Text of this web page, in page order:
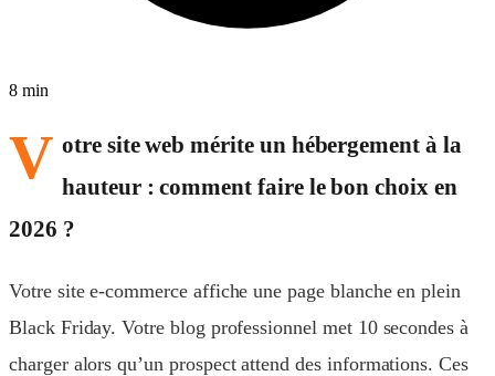
8 min
V otre site web mérite un hébergement à la
hauteur : comment faire le bon choix en
2026 ?
Votre site e-commerce affiche une page blanche en plein
Black Friday. Votre blog professionnel met 10 secondes à
charger alors qu’un prospect attend des informations. Ces